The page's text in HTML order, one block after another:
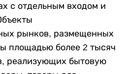
с отдельным входом и
рынков, размещенных
площадью более 2 тысяч
реализующих бытовую